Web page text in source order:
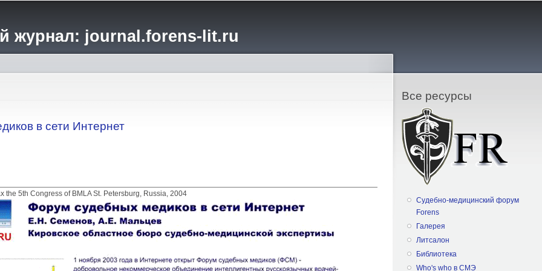
содержанию
журнал: journal.forens-lit.ru
в сети Интернет
the 5th Congress of BMLA St. Petersburg, Russia, 2004
Все ресурсы
Судебно-медицинский форум
Forens
Галерея
Литсалон
Библиотека
Who's who в СМЭ